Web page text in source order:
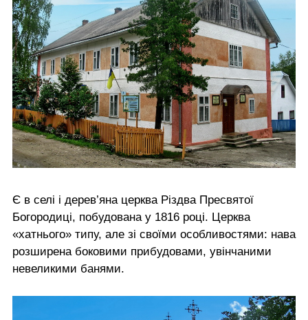
Є в селі і дерев’яна церква Різдва Пресвятої
Богородиці, побудована у 1816 році. Церква
«хатнього» типу, але зі своїми особливостями: нава
розширена боковими прибудовами, увінчаними
невеликими банями.